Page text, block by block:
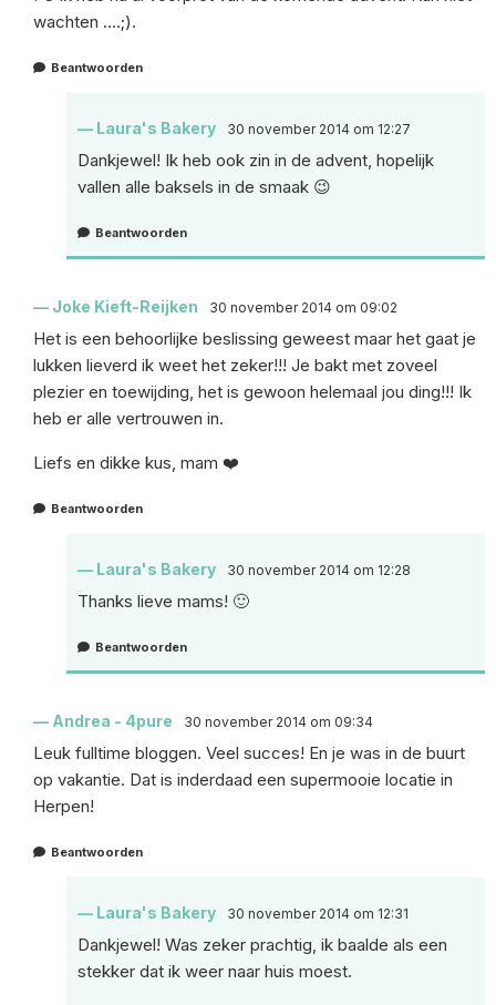
wachten ….;).
Beantwoorden
Laura's Bakery 30 november 2014 om 12:27
Dankjewel! Ik heb ook zin in de advent, hopelijk
vallen alle baksels in de smaak 😉
Beantwoorden
Joke Kieft-Reijken 30 november 2014 om 09:02
Het is een behoorlijke beslissing geweest maar het gaat je
lukken lieverd ik weet het zeker!!! Je bakt met zoveel
plezier en toewijding, het is gewoon helemaal jou ding!!! Ik
heb er alle vertrouwen in.
Liefs en dikke kus, mam ❤️
Beantwoorden
Laura's Bakery 30 november 2014 om 12:28
Thanks lieve mams! 🙂
Beantwoorden
Andrea - 4pure 30 november 2014 om 09:34
Leuk fulltime bloggen. Veel succes! En je was in de buurt
op vakantie. Dat is inderdaad een supermooie locatie in
Herpen!
Beantwoorden
Laura's Bakery 30 november 2014 om 12:31
Dankjewel! Was zeker prachtig, ik baalde als een
stekker dat ik weer naar huis moest.